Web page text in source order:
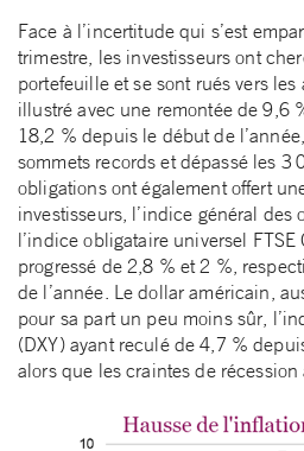
Face à l’incertitude qui s’est
trimestre, les investisseurs ont
portefeuille et se sont rués vers les
illustré avec une remontée de 9,6
18,2 % depuis le début de
sommets records et dépassé les 3
obligations ont également offert
investisseurs, l’indice général
l’indice obligataire universel
progressé de 2,8 % et 2 %,
de l’année. Le dollar américain,
pour sa part un peu moins sûr,
(DXY) ayant reculé de 4,7 %
alors que les craintes de récession